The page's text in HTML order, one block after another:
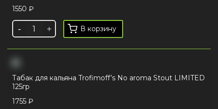
1550 ₽
В корзину
Табак для кальяна Trofimoff’s No aroma Stout LIMITED
125гр
1755 ₽